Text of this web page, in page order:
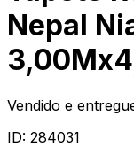
Nepal
Vendido e
ID: 284031